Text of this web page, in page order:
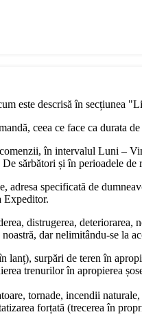
este descrisă în secțiunea
ceea ce face ca
în intervalul Luni –
sărbători și în perioadele
specificată de
Expeditor.
distrugerea,
dar nelimitându-se la
lanț), surpări de teren în
trenurilor în apropierea
tornade, incendii
forțată (trecerea în